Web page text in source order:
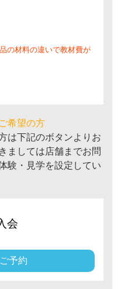
の材料の違いで教材費が
希望の方
は下記のボタンよりお
ましては店舗までお問
験・見学を設定してい
会
予約